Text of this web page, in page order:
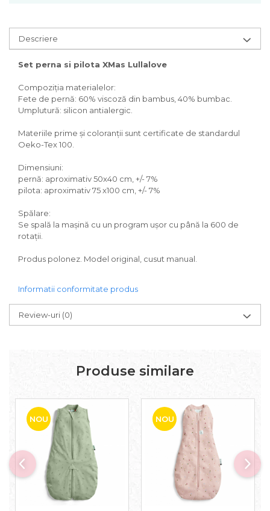
Descriere
Set perna si pilota XMas Lullalove
Compoziția materialelor:
Fete de pernă: 60% viscoză din bambus, 40% bumbac.
Umplutură: silicon antialergic.
Materiile prime și coloranții sunt certificate de standardul
Oeko-Tex 100.
Dimensiuni:
pernă: aproximativ 50x40 cm, +/- 7%
pilota: aproximativ 75 x100 cm, +/- 7%
Spălare:
Se spală la mașină cu un program ușor cu până la 600 de
rotații.
Produs polonez. Model original, cusut manual.
Informatii conformitate produs
Review-uri (0)
Produse similare
NOU NOU